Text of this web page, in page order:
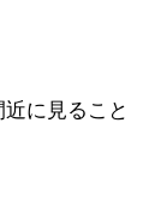
に見ること